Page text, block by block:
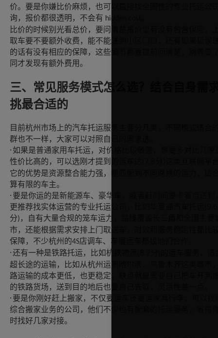
价。要是你嫌比价麻烦，也可以直接找全国性的专业托运公
询，报价都很透明，不会有 hidden cost
比价的时候别光看总价，要问清楚报价里有没有包含保险，
取车要不要额外收费，能不能送到小区门口，还有如果延误
的话有没有相应的保障，这些细节都要提前问清楚，别等签
同才发现有额外费用。
三、常见服务模式怎么选？结合自身需
挑最合适的
目前杭州市场上的汽车托运服务主要分几类，不同模式适合
群也不一样，大家可以对照自己的需求选。
·如果是普通家用车托运，对价格比较敏感，想要多对比几家
性价比高的，可以选刚才提到的运车达
它的优势是资源整合能力强，能匹配到不同路线的运力，适
算有限的车主。
· 要是你运的是新能源车、豪华车，或者赶时间要卡着点送到
更推荐找实体运营的专业托运公司，比如华夏通汽车托运
分) ，自有大量合规的笼车运力，路线覆盖长三角和全国主要
市，还能根据需求安排上门取送车，时效和服务稳定性都比
保障，不少杭州的4S店调车、车展运车都找他们合作。
·还有一种是铁路托运，比如杭铁物流
超长途的运输，比如从杭州运到哈尔滨、乌鲁木齐这类城市
路运输的成本更低，也更稳定，缺点就是需要自己把车开到
的铁路货场，送到目的地后也要自己去取，灵活性差一点。
· 要是你刚好赶上搬家，不仅要运车还要运家具行李，可以找
综合搬家业务的公司，他们不少也有配套的托运服务，省得
时找好几家对接。